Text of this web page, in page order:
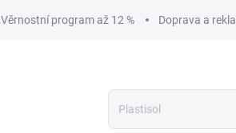
Věrnostní program až 12 % Doprava a